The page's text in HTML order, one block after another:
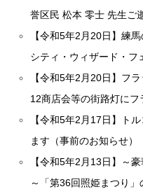
誉区民 松本 零士 先生ご
【令和5年2月20日】練
シティ・ウィザード・フ
【令和5年2月20日】フ
12商店会等の街路灯にフ
【令和5年2月17日】ト
ます（事前のお知らせ）
【令和5年2月13日】～
～「第36回照姫まつり」